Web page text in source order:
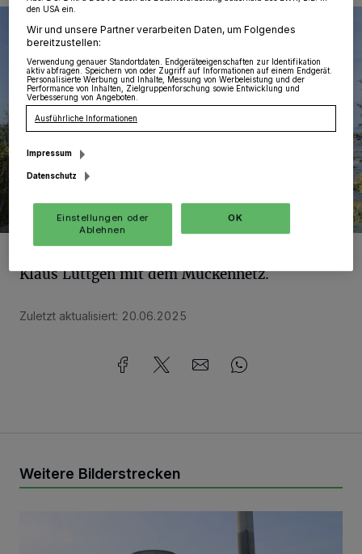
Klaus Lüttgen mit dem Mückennetz.
Zuletzt aktualisiert: 20.06.2025
Weitere Bilderstrecken
den USA ein.
Wir und unsere Partner verarbeiten Daten, um Folgendes
bereitzustellen:
Verwendung genauer Standortdaten. Endgeräteeigenschaften zur Identifikation
aktiv abfragen. Speichern von oder Zugriff auf Informationen auf einem Endgerät.
Personalisierte Werbung und Inhalte, Messung von Werbeleistung und der
Performance von Inhalten, Zielgruppenforschung sowie Entwicklung und
Verbesserung von Angeboten.
Ausführliche Informationen
Impressum
Datenschutz
Einstellungen oder
Ablehnen
OK